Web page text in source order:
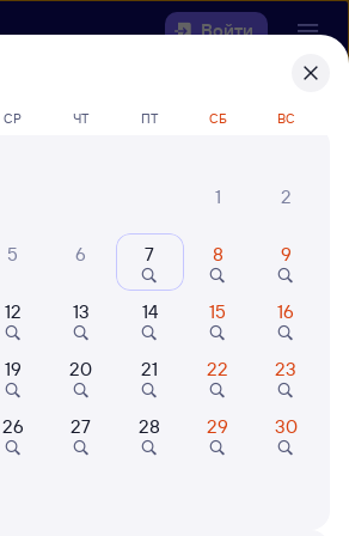
Войти
чтобы найтиж/д
— Аксарайская
42 млн путешествуют с
СР ЧТ ПТ СБ ВС
1
2
5 6 7 8 9
12 13 14 15 16
19 20 21 22 23
26 27 28 29 30